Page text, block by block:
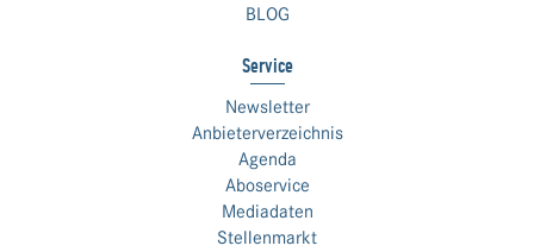
BLOG
Service
Newsletter
Anbieterverzeichnis
Agenda
Aboservice
Mediadaten
Stellenmarkt